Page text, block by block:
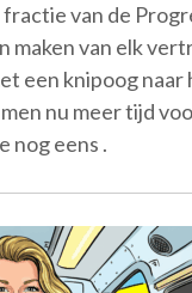
van de
maken van elk
een knipoog naar
nu meer tijd
nog eens .